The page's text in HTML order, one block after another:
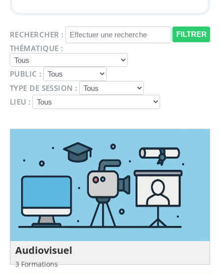
RECHERCHER :
THÉMATIQUE :
PUBLIC :
TYPE DE SESSION :
LIEU :
Audiovisuel
3 Formations